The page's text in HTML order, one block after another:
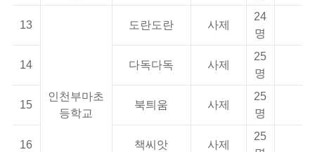
13
인천부마초
등학교
도란도란 사제
24
명
14 다독다독 사제
25
명
15 북틔움 사제
25
명
16 책씨앗 사제
25